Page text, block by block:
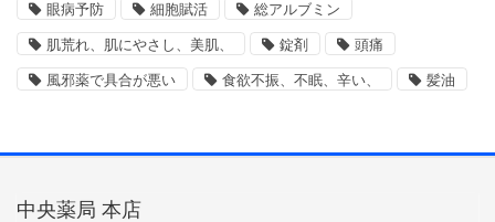
眼病予防 細胞賦活 総アルブミン
肌荒れ、肌にやさし、美肌、 錠剤 頭痛
風邪薬で具合が悪い 食欲不振、不眠、辛い、 髪油
中央薬局 本店